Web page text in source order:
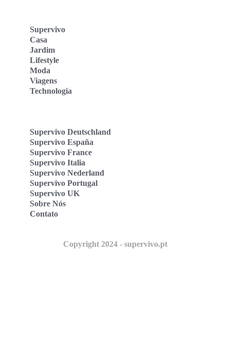
Supervivo
Casa
Jardim
Lifestyle
Moda
Viagens
Technologia
Supervivo Deutschland
Supervivo España
Supervivo France
Supervivo Italia
Supervivo Nederland
Supervivo Portugal
Supervivo UK
Sobre Nós
Contato
Copyright 2024 - supervivo.pt